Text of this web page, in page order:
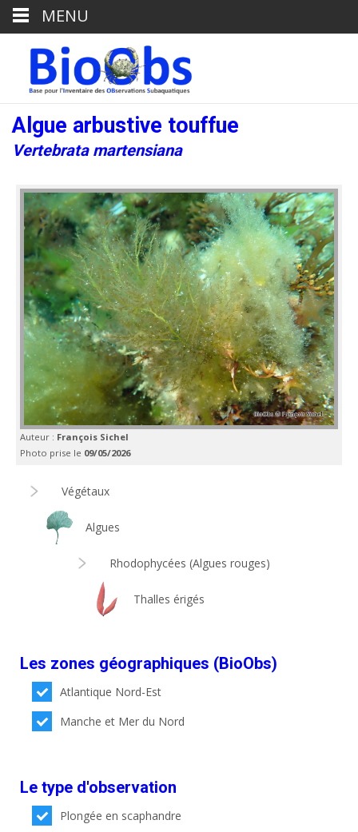
Algue arbustive touffue
Vertebrata martensiana
Auteur : François Sichel
Photo prise le 09/05/2026
Végétaux
Algues
Rhodophycées (Algues rouges)
Thalles érigés
Les zones géographiques (BioObs)
Atlantique Nord-Est
Manche et Mer du Nord
Le type d'observation
Plongée en scaphandre
MENU